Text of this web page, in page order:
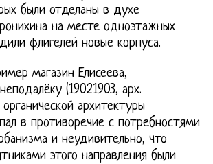
были отделаны в духе
на месте одноэтажных
флигелей новые корпуса.
магазин Елисеева,
(19021903, арх.
архитектуры
в противоречие с потребностями
и неудивительно, что
этого направления были